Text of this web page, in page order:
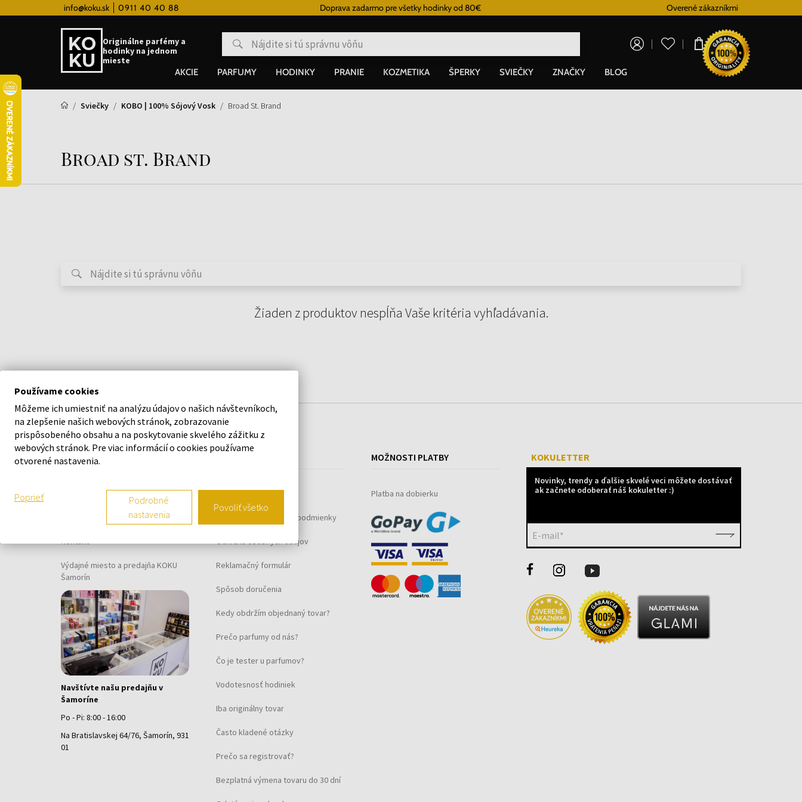
info@koku.sk 0911 40 40 88Vernostný systém Doprava zadarmo pre všetky hodinky od 80€ Overené zákazníkmi
Originálne parfémy a
hodinky na jednom
mieste
0,00 €
AKCIE PARFUMY HODINKY PRANIE KOZMETIKA ŠPERKY SVIEČKY ZNAČKY BLOG
Sviečky KOBO | 100% Sójový Vosk Broad St. Brand
Broad st. Brand
Žiaden z produktov nespĺňa Vaše kritéria vyhľadávania.
O SPOLOČNOSTI
Kontaktný formulár
Kontakt
Výdajné miesto a predajňa KOKU
Šamorín
Navštívte našu predajňu v
Šamoríne
Po - Pi: 8:00 - 16:00
Na Bratislavskej 64/76, Šamorín, 931
01
Vernostný systém
Všeobecné obchodné podmienky
Ochrana osobných údajov
Reklamačný formulár
Spôsob doručenia
Kedy obdržím objednaný tovar?
Prečo parfumy od nás?
Čo je tester u parfumov?
Vodotesnosť hodiniek
Iba originálny tovar
Často kladené otázky
Prečo sa registrovať?
Bezplatná výmena tovaru do 30 dní
MOŽNOSTI PLATBY
Platba na dobierku
KOKULETTER
Novinky, trendy a ďalšie skvelé veci môžete dostávať
ak začnete odoberať náš kokuletter :)
E-mail*
Používame cookies
Môžeme ich umiestniť na analýzu údajov o našich návštevníkoch,
na zlepšenie našich webových stránok, zobrazovanie
prispôsobeného obsahu a na poskytovanie skvelého zážitku z
webových stránok. Pre viac informácií o cookies používame
otvorené nastavenia.
Poprieť
Podrobné
nastavenia
Povoliť všetko